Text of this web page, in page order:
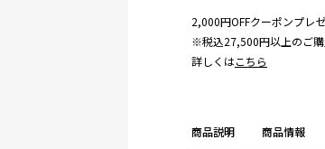
2,000円OFFクーポンプレ
※税込27,500円以上のご購
詳しくはこちら
商品説明 商品情報